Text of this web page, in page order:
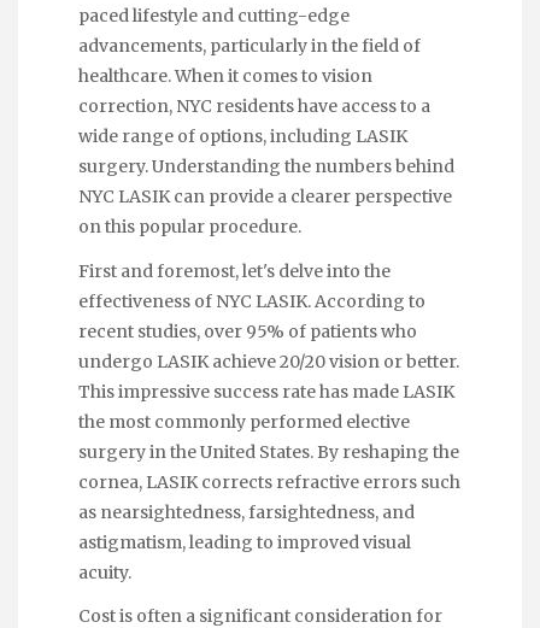
paced lifestyle and cutting-edge
advancements, particularly in the field of
healthcare. When it comes to vision
correction, NYC residents have access to a
wide range of options, including LASIK
surgery. Understanding the numbers behind
NYC LASIK can provide a clearer perspective
on this popular procedure.
First and foremost, let's delve into the
effectiveness of NYC LASIK. According to
recent studies, over 95% of patients who
undergo LASIK achieve 20/20 vision or better.
This impressive success rate has made LASIK
the most commonly performed elective
surgery in the United States. By reshaping the
cornea, LASIK corrects refractive errors such
as nearsightedness, farsightedness, and
astigmatism, leading to improved visual
acuity.
Cost is often a significant consideration for